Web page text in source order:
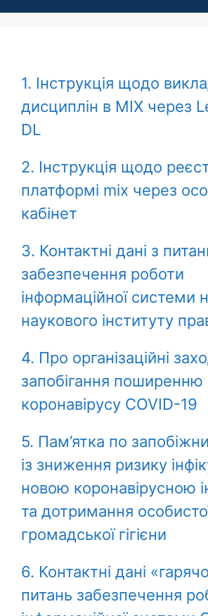
1. Інструкція щодо
дисциплін в MIX через
DL
2. Інструкція щодо
платформі mix через
кабінет
3. Контактні дані з
забезпечення роботи
інформаційної системи
наукового інституту
4. Про організаційні
запобігання поширенню
коронавірусу COVID-19
5. Пам’ятка по
із зниження ризику
новою коронавірусною
та дотримання
громадської гігієни
6. Контактні дані
питань забезпечення